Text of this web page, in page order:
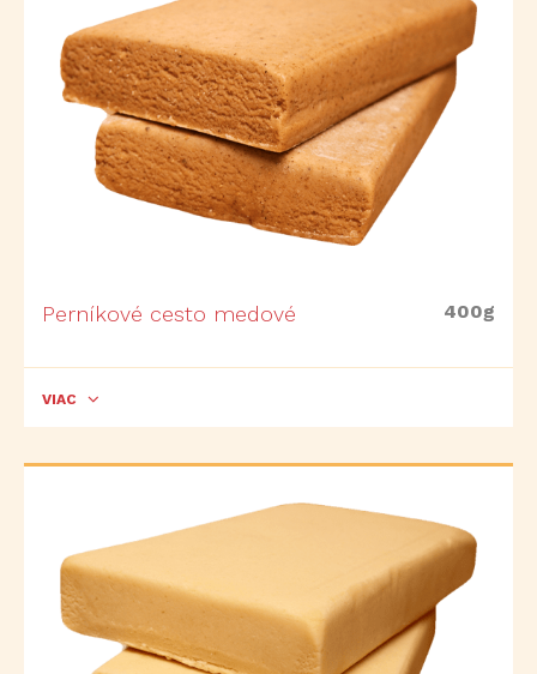
Perníkové cesto medové 400g
VIAC